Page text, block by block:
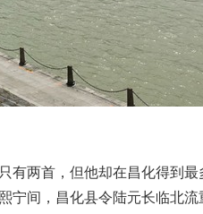
两首，但他却在昌化得到
间，昌化县令陆元长临北